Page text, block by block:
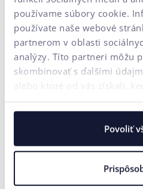
používame súbory cookie.
používate naše webové
partnerom v oblasti
analýzy. Títo partneri môžu
skombinovať s ďalšími
alebo ktoré od vás získali,
Povoliť
Zaujala vás táto
Napíšte nám, radi Vám
CX & Optimalizácia
Vývoj e-shopu / webu na mieru
Potrebujem poradiť